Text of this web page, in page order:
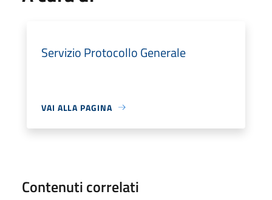
Servizio Protocollo Generale
VAI ALLA PAGINA
Contenuti correlati